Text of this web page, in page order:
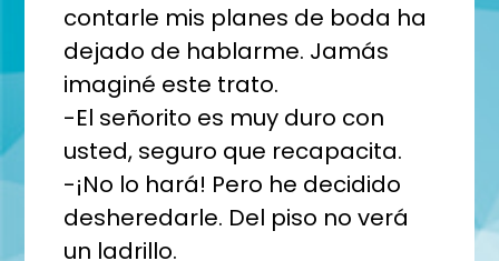
contarle mis planes de boda ha
dejado de hablarme. Jamás
imaginé este trato.
-El señorito es muy duro con
usted, seguro que recapacita.
-¡No lo hará! Pero he decidido
desheredarle. Del piso no verá
un ladrillo.